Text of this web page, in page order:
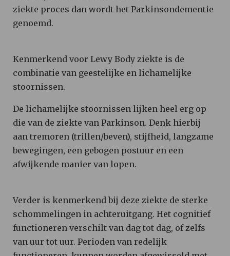
ziekte proces dan wordt het Parkinsondementie
genoemd.
Kenmerkend voor Lewy Body ziekte is de
combinatie van geestelijke en lichamelijke
stoornissen.
De lichamelijke stoornissen lijken heel erg op
die van de ziekte van Parkinson. Denk hierbij
aan tremoren (trillen/beven), stijfheid, langzame
bewegingen, een gebogen postuur en een
afwijkende manier van lopen.
Verder is kenmerkend bij deze ziekte de sterke
schommelingen in achteruitgang. Het cognitief
functioneren verschilt van dag tot dag, of zelfs
van uur tot uur. Perioden van redelijk